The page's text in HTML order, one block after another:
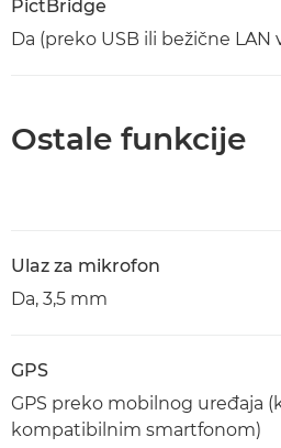
PictBridge
Da (preko USB ili bežične LAN
Ostale funkcije
Ulaz za mikrofon
Da, 3,5 mm
GPS
GPS preko mobilnog uređaja
kompatibilnim smartfonom)